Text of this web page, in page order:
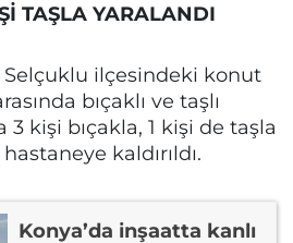
TAŞLA YARALANDI
Selçuklu ilçesindeki konut
bıçaklı ve taşlı
3 kişi bıçakla, 1 kişi de taşla
kaldırıldı.
Konya’da inşaatta kanlı